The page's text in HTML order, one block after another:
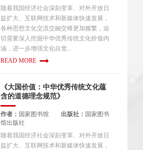
随着我国经济社会深刻变革、对外开放日
益扩大、互联网技术和新媒体快速发展，
各种思想文化交流交融交锋更加频繁，迫
切需要深入挖掘中华优秀传统文化价值内
涵，进一步增强文化自觉...
READ MORE
《大国价值：中华优秀传统文化蕴
含的道德理念规范》
作者： 国家图书馆 出版社： 国家图书
馆出版社
随着我国经济社会深刻变革、对外开放日
益扩大、互联网技术和新媒体快速发展，